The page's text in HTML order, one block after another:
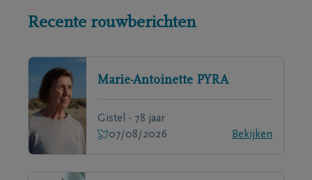
Recente rouwberichten
Marie-Antoinette PYRA
Gistel - 78 jaar
07/08/2026
Bekijken